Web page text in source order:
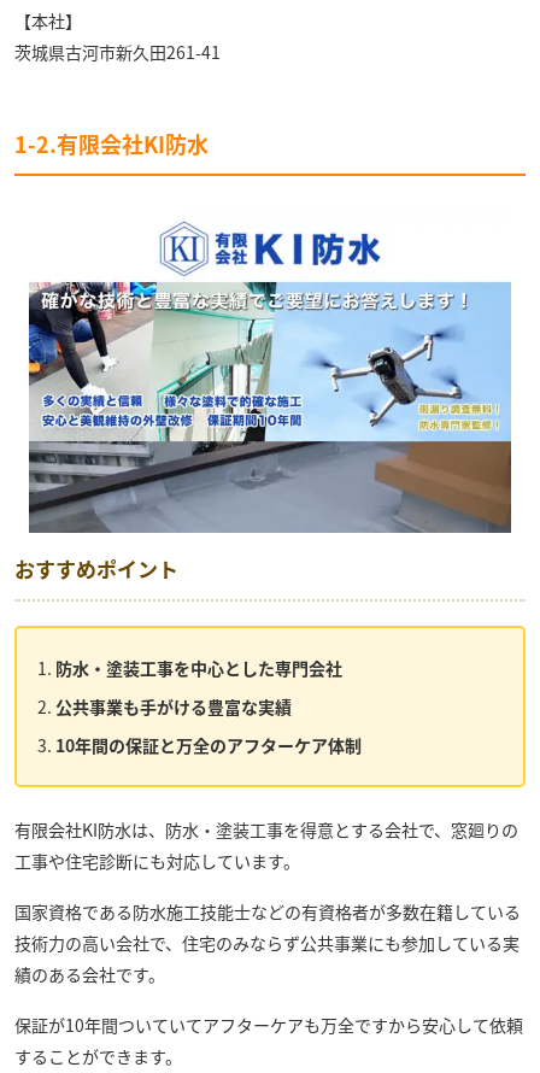
【本社】
茨城県古河市新久田261-41
1-2.有限会社KI防水
おすすめポイント
防水・塗装工事を中心とした専門会社
公共事業も手がける豊富な実績
10年間の保証と万全のアフターケア体制
有限会社KI防水は、防水・塗装工事を得意とする会社で、窓廻りの
工事や住宅診断にも対応しています。
国家資格である防水施工技能士などの有資格者が多数在籍している
技術力の高い会社で、住宅のみならず公共事業にも参加している実
績のある会社です。
保証が10年間ついていてアフターケアも万全ですから安心して依頼
することができます。